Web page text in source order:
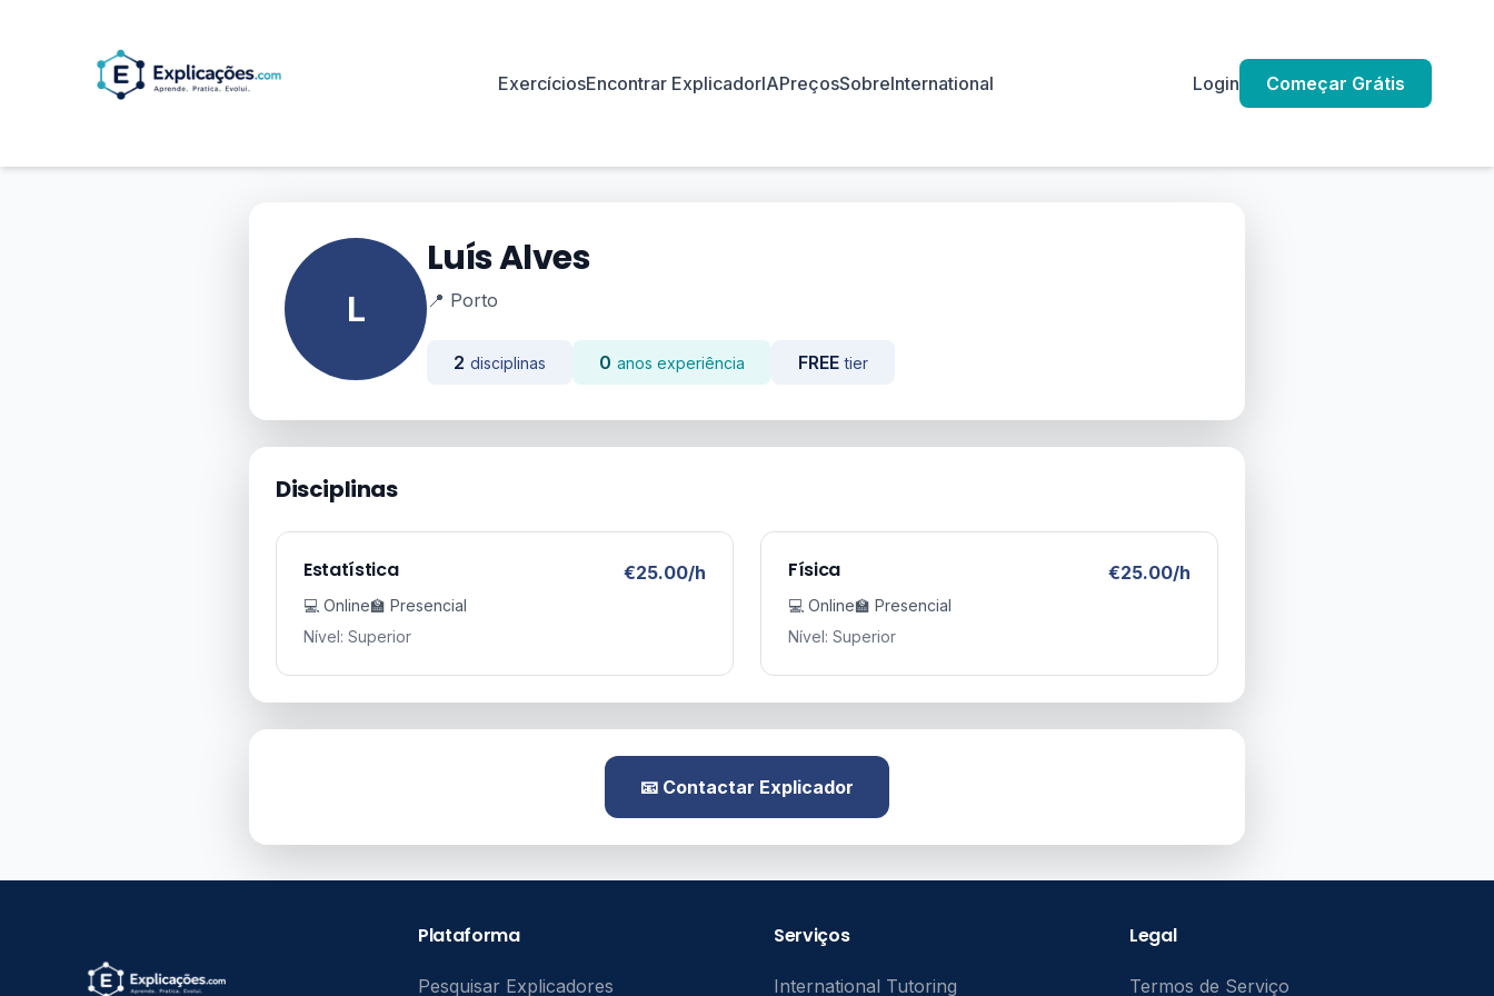
ExercíciosEncontrar ExplicadorIAPreçosSobreInternational Login Começar Grátis
L
Luís Alves
📍 Porto
2 disciplinas 0 anos experiência FREE tier
Disciplinas
Estatística €25.00/h
💻 Online🏫 Presencial
Nível: Superior
Física €25.00/h
💻 Online🏫 Presencial
Nível: Superior
📧 Contactar Explicador
Plataforma
Pesquisar Explicadores
Serviços
International Tutoring
Legal
Termos de Serviço